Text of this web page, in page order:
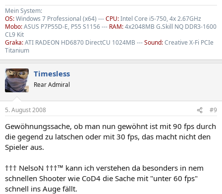
Mein System:
OS:Windows 7 Professional (x64) ---CPU:Intel Core i5-750, 4x 2.67GHz
Mobo:ASUS P7P55D-E, P55 S1156 --- RAM:4x2048MB G.Skill NQ DDR3-1600
CL9 Kit
Graka:ATI RADEON HD6870 DirectCU 1024MB ---Sound:Creative X-Fi PCIe
Titanium
Timesless
Rear Admiral
5. August 2008 #9
Gewöhnungssache, ob man nun gewöhnt ist mit 90 fps durch
die gegend zu latschen oder mit 30 fps, das macht nicht den
Spieler aus.
††† NelsoN †††™ kann ich verstehen da besonders in nem
schnellen Shooter wie CoD4 die Sache mit "unter 60 fps"
schnell ins Auge fällt.